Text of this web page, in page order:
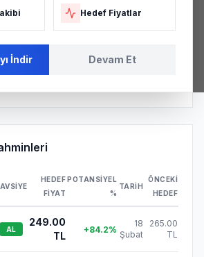
Hedef Fiyatlar
İndir Devam Et
Dağılımı
AL (
5.0/ 5.0
HEDEF
FIYAT
POTANSIYEL
%
TARIH
ÖNCEKI
HEDEF
AL
249.00
TL
+84.2%
18
Şubat
265.00
TL